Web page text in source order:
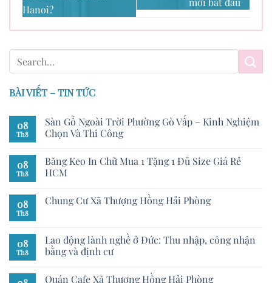
Hanoi?
BÀI VIẾT – TIN TỨC
08
Th8
Sàn Gỗ Ngoài Trời Phường Gò Vấp – Kinh Nghiệm
Chọn Và Thi Công
08
Th8
Băng Keo In Chữ Mua 1 Tặng 1 Đủ Size Giá Rẻ
HCM
08
Th8
Chung Cư Xã Thượng Hồng Hải Phòng
08
Th8
Lao động lành nghề ở Đức: Thu nhập, công nhận
bằng và định cư
Quán Cafe Xã Thượng Hồng Hải Phòng